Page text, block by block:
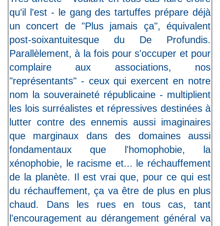
qu'il l'est - le gang des tartuffes prépare déjà
un concert de "Plus jamais ça", équivalent
post-soixantuitesque du De Profundis.
Parallèlement, à la fois pour s'occuper et pour
complaire aux associations, nos
"représentants" - ceux qui exercent en notre
nom la souveraineté républicaine - multiplient
les lois surréalistes et répressives destinées à
lutter contre des ennemis aussi imaginaires
que marginaux dans des domaines aussi
fondamentaux que l'homophobie, la
xénophobie, le racisme et... le réchauffement
de la planète. Il est vrai que, pour ce qui est
du réchauffement, ça va être de plus en plus
chaud. Dans les rues en tous cas, tant
l'encouragement au dérangement général va